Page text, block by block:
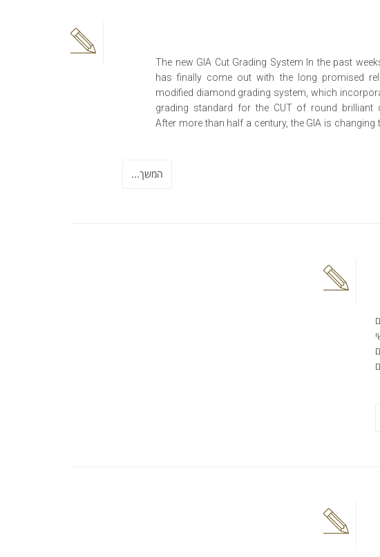
The new GIA Cut Grading System In the past
has finally come out with the long promised
modified diamond grading system, which
grading standard for the CUT of round brilliant
After more than half a century, the GIA is changing
המשך...